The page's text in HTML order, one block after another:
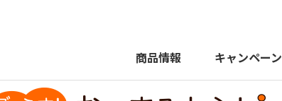
商品情報 キャンペーン